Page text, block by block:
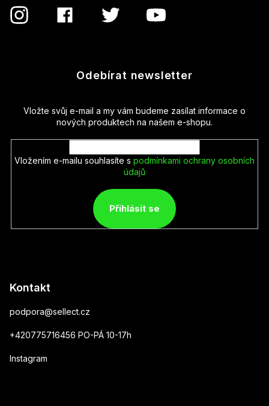
Odebírat newsletter
Vložte svůj e-mail a my vám budeme zasílat informace o
nových produktech na našem e-shopu.
Vložením e-mailu souhlasíte s podmínkami ochrany osobních
údajů
Přihlásit se
Kontakt
podpora@sellect.cz
+420775716456 PO-PÁ 10-17h
Instagram